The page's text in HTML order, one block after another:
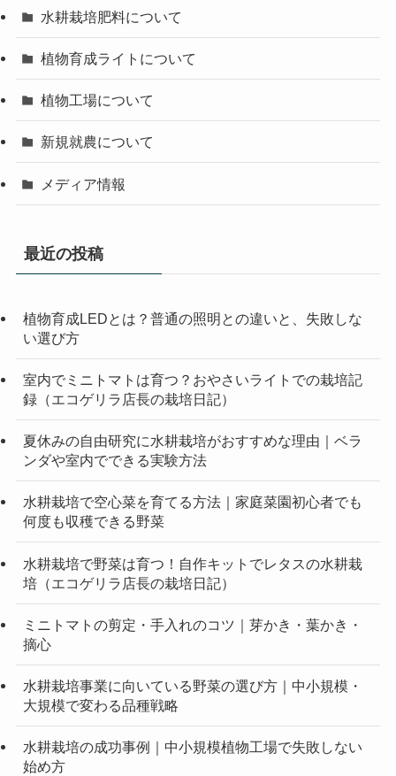
水耕栽培肥料について
植物育成ライトについて
植物工場について
新規就農について
メディア情報
最近の投稿
植物育成LEDとは？普通の照明との違いと、失敗しな
い選び方
室内でミニトマトは育つ？おやさいライトでの栽培記
録（エコゲリラ店長の栽培日記）
夏休みの自由研究に水耕栽培がおすすめな理由｜ベラ
ンダや室内でできる実験方法
水耕栽培で空心菜を育てる方法｜家庭菜園初心者でも
何度も収穫できる野菜
水耕栽培で野菜は育つ！自作キットでレタスの水耕栽
培（エコゲリラ店長の栽培日記）
ミニトマトの剪定・手入れのコツ｜芽かき・葉かき・
摘心
水耕栽培事業に向いている野菜の選び方｜中小規模・
大規模で変わる品種戦略
水耕栽培の成功事例｜中小規模植物工場で失敗しない
始め方